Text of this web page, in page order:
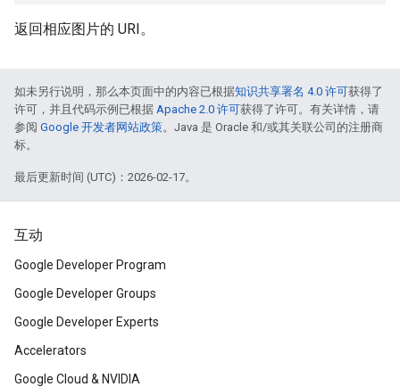
返回相应图片的 URI。
如未另行说明，那么本页面中的内容已根据知识共享署名 4.0 许可获得了
许可，并且代码示例已根据 Apache 2.0 许可获得了许可。有关详情，请
参阅 Google 开发者网站政策。Java 是 Oracle 和/或其关联公司的注册商
标。
最后更新时间 (UTC)：2026-02-17。
互动
Google Developer Program
Google Developer Groups
Google Developer Experts
Accelerators
Google Cloud & NVIDIA